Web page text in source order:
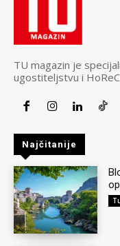
TU magazin je
ugostiteljstvu i
Najčitanije